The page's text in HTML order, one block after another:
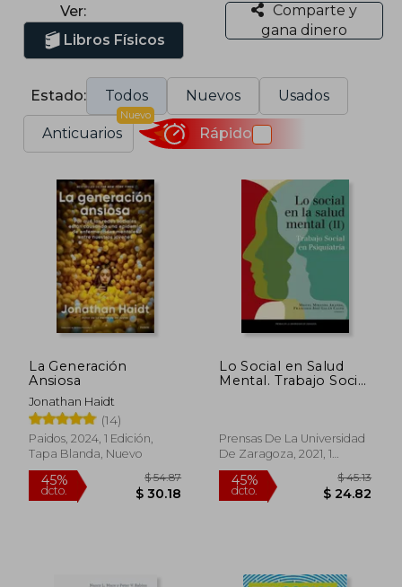
Ver:
Libros Físicos
Comparte y
gana dinero
Estado: Todos Nuevos Usados
Anticuarios
Nuevo
Rápido
La Generación
Ansiosa
Jonathan Haidt
(14)
Paidos, 2024, 1 Edición,
Tapa Blanda, Nuevo
Lo Social en Salud
Mental. Trabajo Social
Prensas De La Universidad
De Zaragoza, 2021, 1
Edición, Tapa Blanda,
Nuevo